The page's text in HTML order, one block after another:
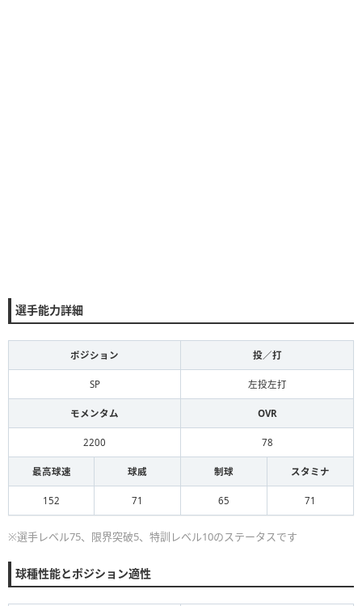
選手能力詳細
ポジション 投／打
SP 左投左打
モメンタム OVR
2200 78
最高球速 球威 制球 スタミナ
152 71 65 71
※選手レベル75、限界突破5、特訓レベル10のステータスです
球種性能とポジション適性